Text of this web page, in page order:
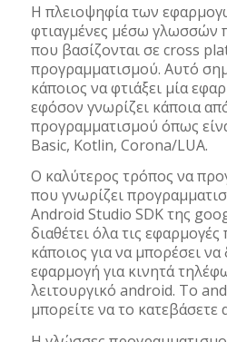
Η πλειοψηφία των
φτιαγμένες μέσω γλωσσών
που βασίζονται σε cross
προγραμματισμού. Αυτό
κάποιος να φτιάξει μία
εφόσον γνωρίζει κάποια
προγραμματισμού όπως
Basic, Kotlin, Corona/LUA.
Ο καλύτερος τρόπος να
που γνωρίζει
Android Studio SDK της
διαθέτει όλα τις εφαρμογές
κάποιος για να μπορέσει
εφαρμογή για κινητά
λειτουργικό android. To
μπορείτε να το κατεβάσετε